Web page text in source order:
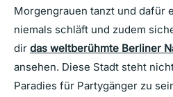
Morgengrauen tanzt und dafür
niemals schläft und zudem
dir das weltberühmte Berliner
ansehen. Diese Stadt steht
Paradies für Partygänger zu